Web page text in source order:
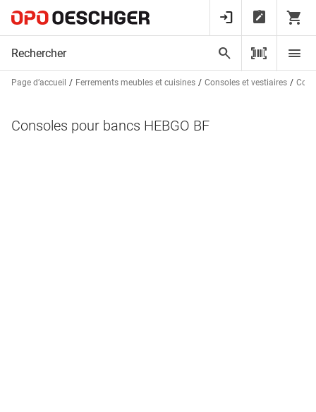
Page d’accueil Ferrements meubles et cuisines Consoles et vestiaires
Consoles pour bancs HEBGO BF